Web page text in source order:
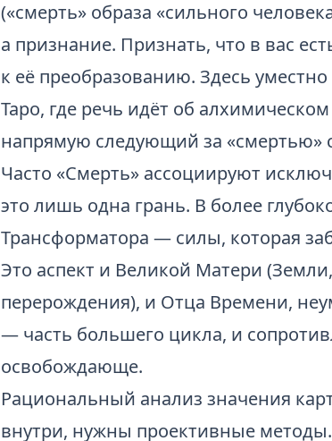
(«смерть» образа «сильного
а признание. Признать, что в вас
к её преобразованию. Здесь
Таро, где речь идёт об
напрямую следующий за «смертью»
Часто «Смерть» ассоциируют
это лишь одна грань. В более
Трансформатора — силы, которая
Это аспект и Великой Матери
перерождения), и Отца Времени,
— часть большего цикла, и
освобождающе.
Рациональный анализ значения
внутри, нужны проективные